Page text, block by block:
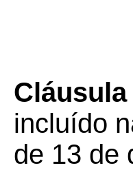
incluído
de 13 de